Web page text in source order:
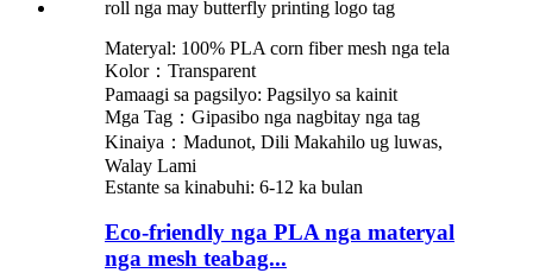
Materyal: 100% PLA corn fiber mesh nga tela
Kolor：Transparent
Pamaagi sa pagsilyo: Pagsilyo sa kainit
Mga Tag：Gipasibo nga nagbitay nga tag
Kinaiya：Madunot, Dili Makahilo ug luwas,
Walay Lami
Estante sa kinabuhi: 6-12 ka bulan
Eco-friendly nga PLA nga materyal
nga mesh teabag...